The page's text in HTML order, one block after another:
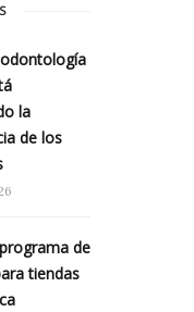
la
de los
de
tiendas